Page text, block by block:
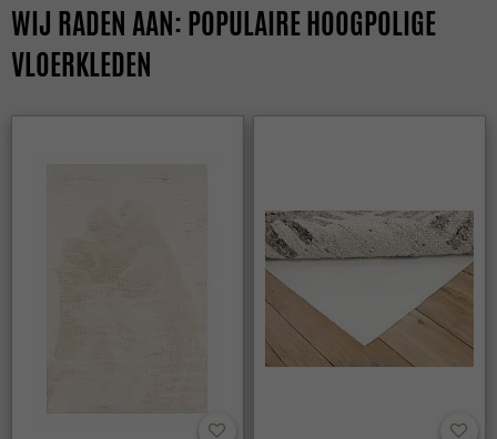
WIJ RADEN AAN: POPULAIRE HOOGPOLIGE
VLOERKLEDEN